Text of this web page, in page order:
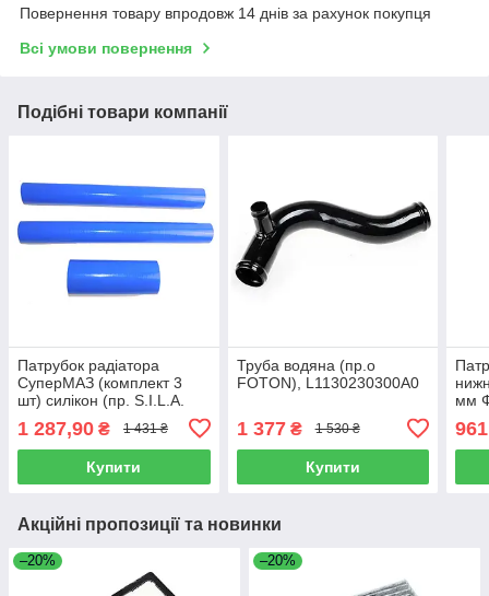
Повернення товару впродовж 14 днів за рахунок покупця
Всі умови повернення
Подібні товари компанії
Патрубок радіатора
СуперМАЗ (комплект 3
шт) силікон (пр. S.I.L.A.
1 287,90 ₴ 1 431 ₴
Купити
Труба водяна (пр.о
FOTON), L1130230300A0
1 377₴ 1 530 ₴
Купити
мм
Акційні пропозиції та новинки
–20% –20%